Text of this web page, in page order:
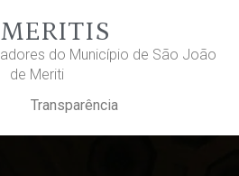
do Município de São João
de Meriti
Transparência